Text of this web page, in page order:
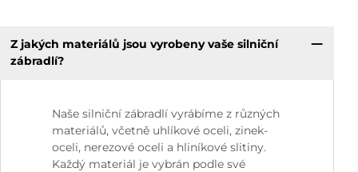
Z jakých materiálů jsou vyrobeny vaše silniční
zábradlí?
Naše silniční zábradlí vyrábíme z různých
materiálů, včetně uhlíkové oceli, zinek-
oceli, nerezové oceli a hliníkové slitiny.
Každý materiál je vybrán podle své